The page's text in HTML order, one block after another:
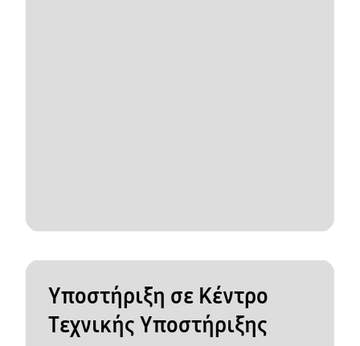
Υποστήριξη σε Κέντρο
Τεχνικής Υποστήριξης